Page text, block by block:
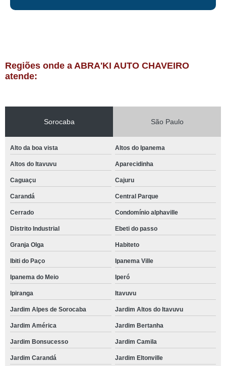
Regiões onde a ABRA'KI AUTO CHAVEIRO
atende:
Sorocaba São Paulo
Alto da boa vista Altos do Ipanema
Altos do Itavuvu Aparecidinha
Caguaçu Cajuru
Carandá Central Parque
Cerrado Condomínio alphaville
Distrito Industrial Ebeti do passo
Granja Olga Habiteto
Ibiti do Paço Ipanema Ville
Ipanema do Meio Iperó
Ipiranga Itavuvu
Jardim Alpes de Sorocaba Jardim Altos do Itavuvu
Jardim América Jardim Bertanha
Jardim Bonsucesso Jardim Camila
Jardim Carandá Jardim Eltonville